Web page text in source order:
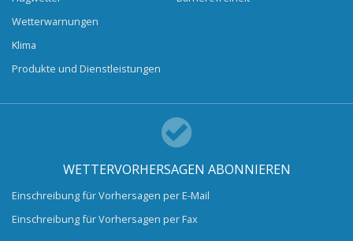
Wetterwarnungen
Klima
Produkte und Dienstleistungen
WETTERVORHERSAGEN ABONNIEREN
Einschreibung für Vorhersagen per E-Mail
Einschreibung für Vorhersagen per Fax